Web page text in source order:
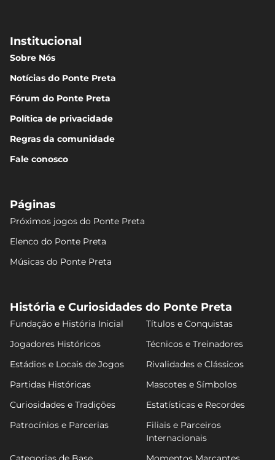
Institucional
Sobre Nós
Notícias do Ponte Preta
Fórum do Ponte Preta
Política de privacidade
Regras da comunidade
Fale conosco
Páginas
Próximos jogos do Ponte Preta
Elenco do Ponte Preta
Músicas do Ponte Preta
História e Curiosidades do Ponte Preta
Fundação e História Inicial
Títulos e Conquistas
Jogadores Históricos
Técnicos e Treinadores
Estádios e Locais de Jogos
Rivalidades e Clássicos
Partidas Históricas
Mascotes e Símbolos
Curiosidades e Tradições
Estatísticas e Recordes
Patrocínios e Parcerias
Filiais e Parceiros
Internacionais